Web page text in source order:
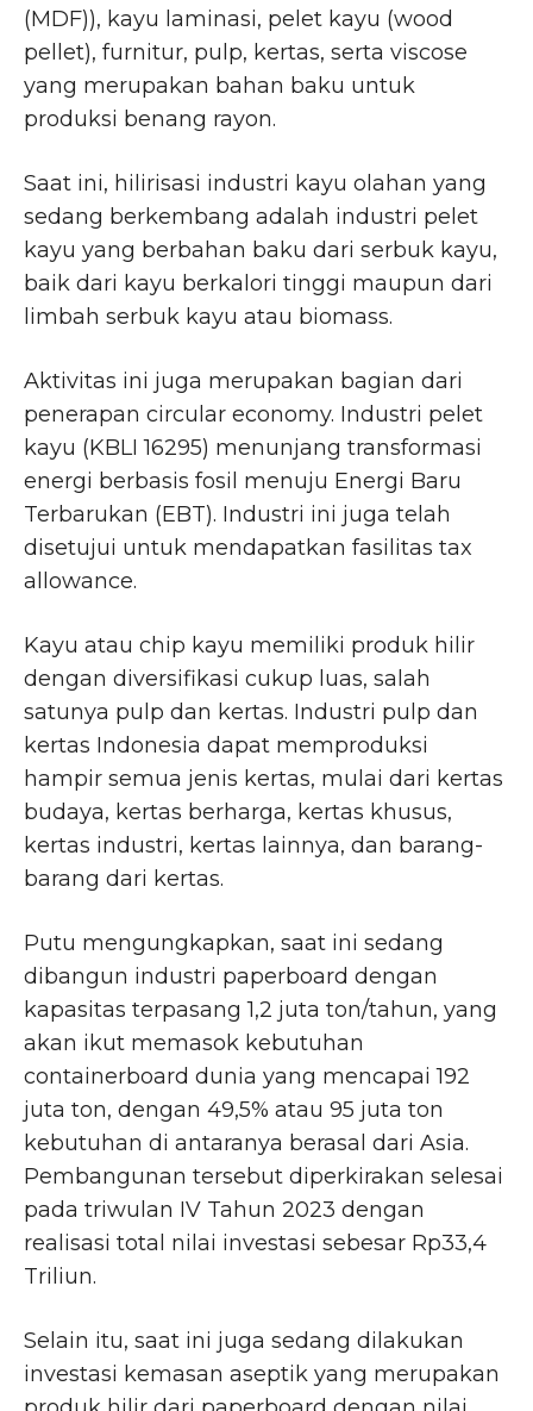
(MDF)), kayu laminasi, pelet kayu (wood
pellet), furnitur, pulp, kertas, serta viscose
yang merupakan bahan baku untuk
produksi benang rayon.
Saat ini, hilirisasi industri kayu olahan yang
sedang berkembang adalah industri pelet
kayu yang berbahan baku dari serbuk kayu,
baik dari kayu berkalori tinggi maupun dari
limbah serbuk kayu atau biomass.
Aktivitas ini juga merupakan bagian dari
penerapan circular economy. Industri pelet
kayu (KBLI 16295) menunjang transformasi
energi berbasis fosil menuju Energi Baru
Terbarukan (EBT). Industri ini juga telah
disetujui untuk mendapatkan fasilitas tax
allowance.
Kayu atau chip kayu memiliki produk hilir
dengan diversifikasi cukup luas, salah
satunya pulp dan kertas. Industri pulp dan
kertas Indonesia dapat memproduksi
hampir semua jenis kertas, mulai dari kertas
budaya, kertas berharga, kertas khusus,
kertas industri, kertas lainnya, dan barang-
barang dari kertas.
Putu mengungkapkan, saat ini sedang
dibangun industri paperboard dengan
kapasitas terpasang 1,2 juta ton/tahun, yang
akan ikut memasok kebutuhan
containerboard dunia yang mencapai 192
juta ton, dengan 49,5% atau 95 juta ton
kebutuhan di antaranya berasal dari Asia.
Pembangunan tersebut diperkirakan selesai
pada triwulan IV Tahun 2023 dengan
realisasi total nilai investasi sebesar Rp33,4
Triliun.
Selain itu, saat ini juga sedang dilakukan
investasi kemasan aseptik yang merupakan